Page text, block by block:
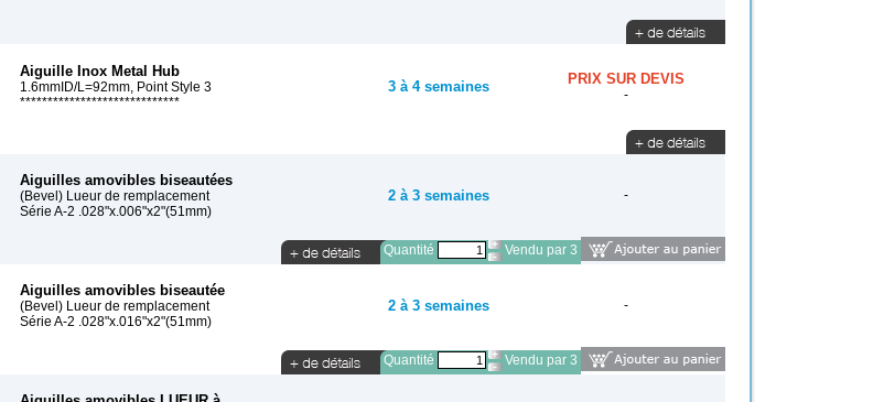
Aiguille Inox Metal Hub
1.6mmID/L=92mm, Point Style 3
*****************************
3 à 4 semaines PRIX SUR DEVIS
-
Aiguilles amovibles biseautées
(Bevel) Lueur de remplacement
Série A-2 .028"x.006"x2"(51mm)
2 à 3 semaines -
Quantité Vendu par 3
Aiguilles amovibles biseautée
(Bevel) Lueur de remplacement
Série A-2 .028"x.016"x2"(51mm)
2 à 3 semaines -
Quantité Vendu par 3